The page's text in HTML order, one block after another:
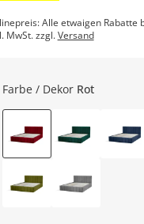
Alle etwaigen Rabatte
MwSt. zzgl.Versand
Farbe / Dekor Rot